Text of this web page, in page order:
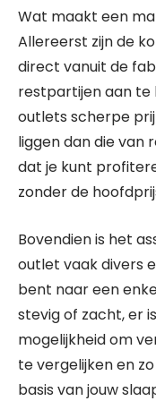
Wat maakt een
Allereerst zijn de
direct vanuit de
restpartijen aan te
outlets scherpe
liggen dan die van
dat je kunt
zonder de
Bovendien is het
outlet vaak divers
bent naar een
stevig of zacht, er
mogelijkheid om
te vergelijken en
basis van jouw